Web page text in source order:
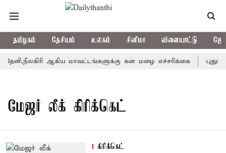
தமிழகம் தேசியம் உலகம் சினிமா விளையாட்டு
ஆகிய மாவட்டங்களுக்கு கன மழை எச்சரிக்கை
மேஜர் லீக் கிரிக்கெட்
கிரிக்கெட்